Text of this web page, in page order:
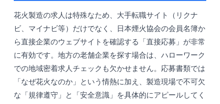
花火製造の求人は特殊なため、大手転職サイト（リクナ
ビ、マイナビ等）だけでなく、日本煙火協会の会員名簿か
ら直接企業のウェブサイトを確認する「直接応募」が非常
に有効です。地方の老舗企業を探す場合は、ハローワーク
での地域密着求人チェックも欠かせません。応募書類では
「なぜ花火なのか」という情熱に加え、製造現場で不可欠
な「規律遵守」と「安全意識」を具体的にアピールしてく